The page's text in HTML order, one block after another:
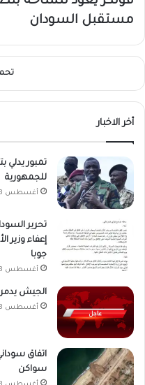
مستقبل السودان
أخر الاخبار
تمبور يدلي
للجمهورية
أغسطس 8, 2026
تحرير
إعفاء وزير
جوبا
أغسطس 8, 2026
الجيش يدمر
أغسطس 8, 2026
اتفاق
سواكن